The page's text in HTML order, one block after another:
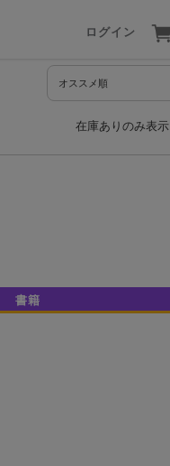
ログイン
書籍
在庫ありのみ表示